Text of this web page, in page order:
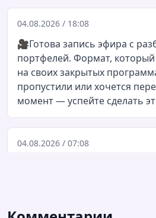
ЕвроТранс. Как сеть
млрд рублей перестала
купонные выплаты сразу по
облигаций на 168 млн
04.08.2026 / 18:08
🎥Готова запись эфира с
портфелей. Формат,